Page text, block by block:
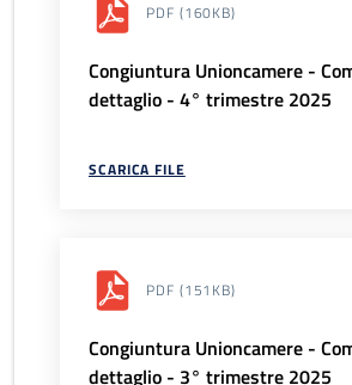
PDF (160KB)
Congiuntura Unioncamere -
dettaglio - 4° trimestre 2025
SCARICA FILE
PDF (151KB)
Congiuntura Unioncamere -
dettaglio - 3° trimestre 2025